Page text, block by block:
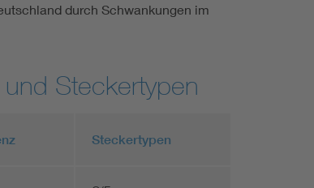
durch Schwankungen im
Steckertypen
Steckertypen